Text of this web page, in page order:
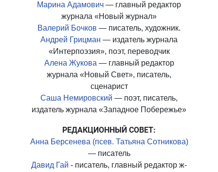
Марина Адамович — главный редактор
журнала «Новый журнал»
Валерий Бочков — писатель, художник.
Андрей Грицман — издатель журнала
«Интерпоэзия», поэт, переводчик
Алена Жукова — главный редактор
журнала «Новый Свет», писатель,
сценарист
Саша Немировский — поэт, писатель,
издатель журнала «Западное Побережье»
РЕДАКЦИОННЫЙ СОВЕТ:
Анна Берсенева (псев. Татьяна Сотникова)
— писатель
Давид Гай - писатель, главный редактор ж-